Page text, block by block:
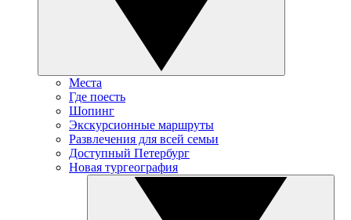
Места
Где поесть
Шопинг
Экскурсионные маршруты
Развлечения для всей семьи
Доступный Петербург
Новая тургеография